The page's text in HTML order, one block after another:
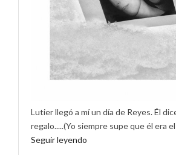
Lutier llegó a mí un día de Reyes. Él
regalo.....(Yo siempre supe que él era el
Seguir leyendo